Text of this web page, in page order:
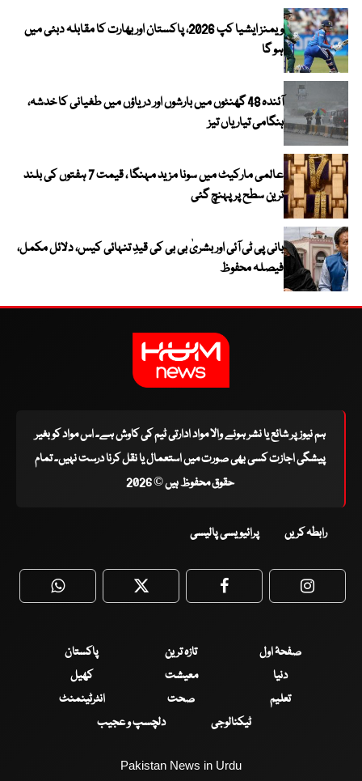
ویمنز ایشیا کپ 2026، پاکستان اور بھارت کا مقابلہ دبئی میں
ہو گا
آئندہ 48 گھنٹوں میں بارشوں اور دریاؤں میں طغیانی کا خدشہ،
ہنگامی تیاریاں تیز
عالمی مارکیٹ میں سونا مزید مہنگا ، قیمت 7 ہفتوں کی بلند
ترین سطح پر پہنچ گئی
بانی پی ٹی آئی اور بشریٰ بی بی کی قیدِ تنہائی کیس، دلائل مکمل،
فیصلہ محفوظ
ہم نیوز پر شائع یا نشر ہونے والا مواد ادارتی ٹیم کی کاوش ہے۔ اس مواد کو بغیر
پیشگی اجازت کسی بھی صورت میں استعمال یا نقل کرنا درست نہیں۔ تمام
حقوق محفوظ ہیں © 2026
رابطہ کریں پرائیویسی پالیسی
WhatsApp Twitter Facebook
صفحۂ اول تازہ ترین
پاکستان
دنیا
معیشت
کھیل
تعلیم
صحت
انٹرٹینمنٹ
ٹیکنالوجی
دلچسپ و عجیب
Pakistan News in Urdu